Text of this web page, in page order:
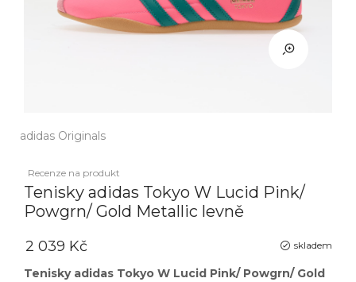
adidas Originals
Recenze na produkt
Tenisky adidas Tokyo W Lucid Pink/
Powgrn/ Gold Metallic levně
skladem
2 039 Kč
Tenisky adidas Tokyo W Lucid Pink/ Powgrn/ Gold